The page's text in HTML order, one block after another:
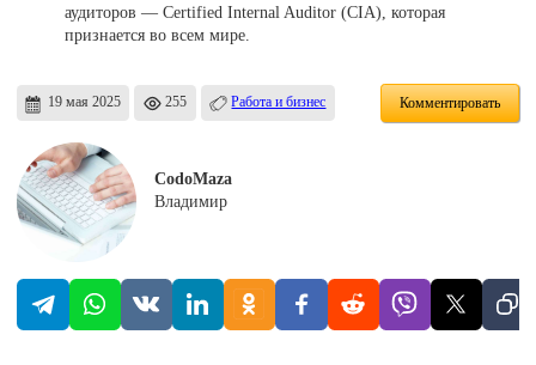
аудиторов — Certified Internal Auditor (CIA), которая
признается во всем мире.
19 мая 2025 255 Работа и бизнес Комментировать
CodoMaza
Владимир